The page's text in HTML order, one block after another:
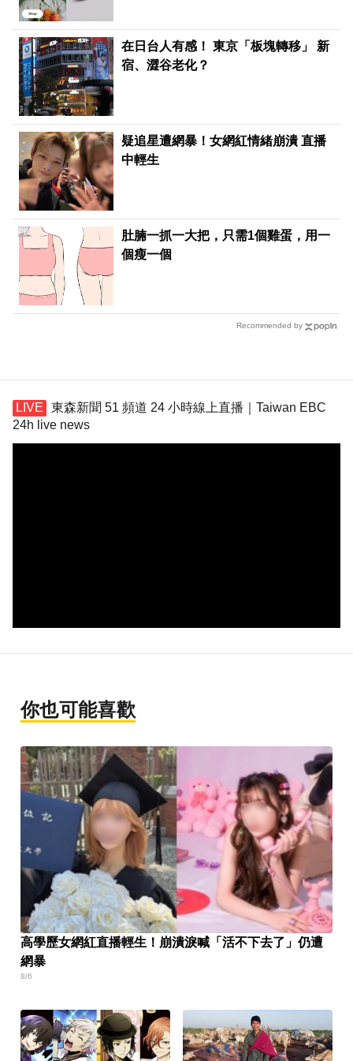
在日台人有感！ 東京「板塊轉移」 新
宿、澀谷老化？
疑追星遭網暴！女網紅情緒崩潰 直播
中輕生
肚腩一抓一大把，只需1個雞蛋，用一
個瘦一個
PR
Recommended by
東森新聞 51 頻道 24 小時線上直播｜Taiwan EBC
24h live news
你也可能喜歡
高學歷女網紅直播輕生！崩潰淚喊「活不下去了」仍遭
網暴
8/6